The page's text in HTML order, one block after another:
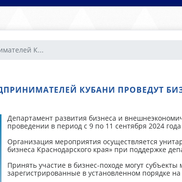
К...
КУБАНИ ПРОВЕДУТ
Департамент развития бизнеса и
проведении в период с 9 по 11 сентября 2024
Организация мероприятия осуществляется
бизнеса Краснодарского края» при поддержке
Принять участие в бизнес-походе могут
зарегистрированные в установленном порядке